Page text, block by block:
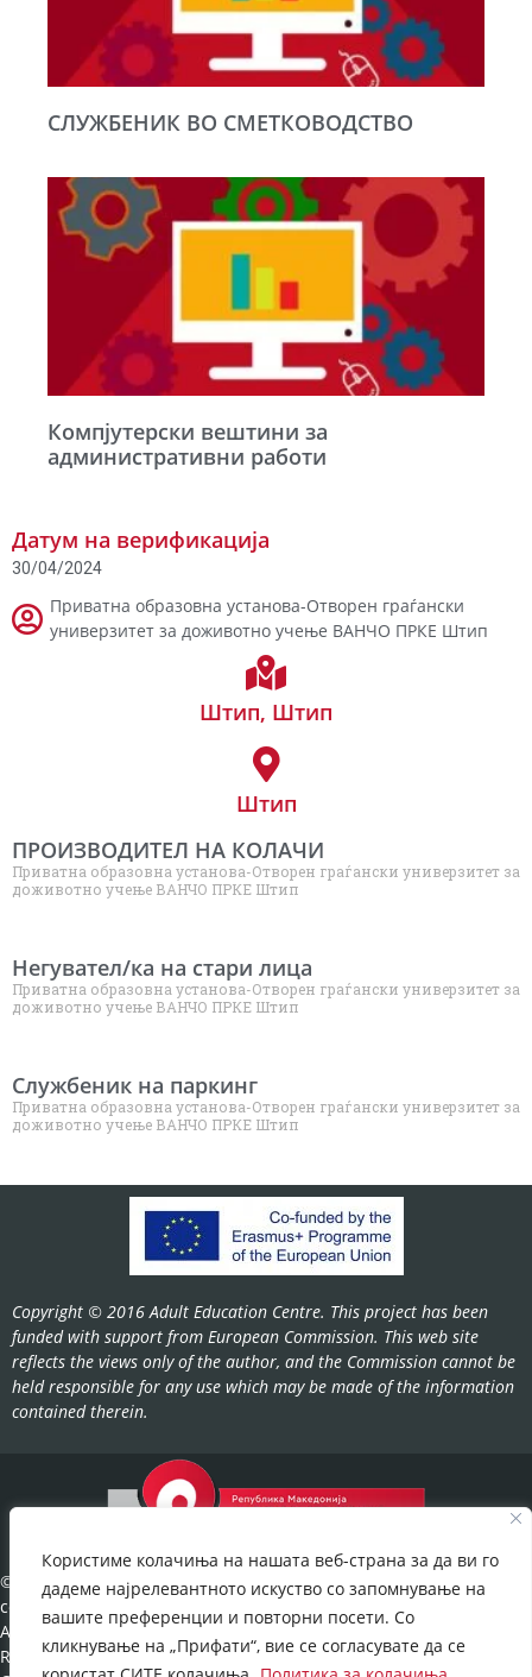
Користиме колачиња на нашата веб-страна за да ви го
дадеме најрелевантното искуство со запомнување на
вашите преференции и повторни посети. Со
кликнување на „Прифати“, вие се согласувате да се
СЛУЖБЕНИК ВО СМЕТКОВОДСТВО
Компјутерски вештини за
административни работи
Датум на верификација
30/04/2024
Приватна образовна установа-Отворен граѓански
универзитет за доживотно учење ВАНЧО ПРКЕ Штип
Штип, Штип
Штип
ПРОИЗВОДИТЕЛ НА КОЛАЧИ
Приватна образовна установа-Отворен граѓански универзитет за
доживотно учење ВАНЧО ПРКЕ Штип
Негувател/ка на стари лица
Приватна образовна установа-Отворен граѓански универзитет за
доживотно учење ВАНЧО ПРКЕ Штип
Службеник на паркинг
Приватна образовна установа-Отворен граѓански универзитет за
доживотно учење ВАНЧО ПРКЕ Штип
Copyright © 2016 Adult Education Centre. This project has been
funded with support from European Commission. This web site
reflects the views only of the author, and the Commission cannot be
held responsible for any use which may be made of the information
contained therein.
©2022-
cov.gov.mk.
All Rights
Reserved.